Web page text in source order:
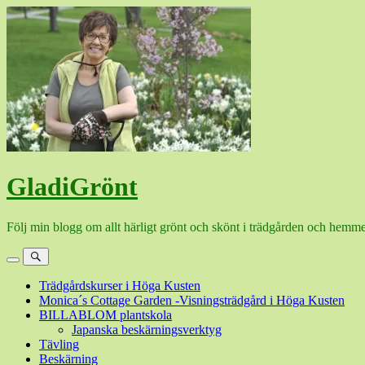
Hoppa
GladiGrönt
Följ min blogg om allt härligt grönt och skönt i trädgården och
MenySök
Trädgårdskurser i Höga Kusten
Monica´s Cottage Garden -Visningsträdgård i Höga Kusten
BILLABLOM plantskola
Japanska beskärningsverktyg
Tävling
Beskärning